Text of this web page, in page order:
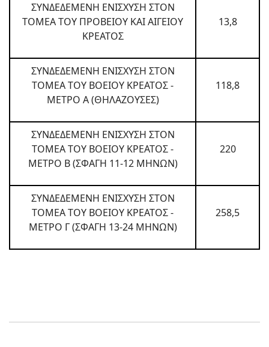
ΣΥΝΔΕΔΕΜΕΝΗ ΕΝΙΣΧΥΣΗ ΣΤΟΝ
ΤΟΜΕΑ ΤΟΥ ΠΡΟΒΕΙΟΥ ΚΑΙ ΑΙΓΕΙΟΥ
ΚΡΕΑΤΟΣ
13,8
ΣΥΝΔΕΔΕΜΕΝΗ ΕΝΙΣΧΥΣΗ ΣΤΟΝ
ΤΟΜΕΑ ΤΟΥ ΒΟΕΙΟΥ ΚΡΕΑΤΟΣ -
ΜΕΤΡΟ Α (ΘΗΛΑΖΟΥΣΕΣ)
118,8
ΣΥΝΔΕΔΕΜΕΝΗ ΕΝΙΣΧΥΣΗ ΣΤΟΝ
ΤΟΜΕΑ ΤΟΥ ΒΟΕΙΟΥ ΚΡΕΑΤΟΣ -
ΜΕΤΡΟ Β (ΣΦΑΓΗ 11-12 ΜΗΝΩΝ)
220
ΣΥΝΔΕΔΕΜΕΝΗ ΕΝΙΣΧΥΣΗ ΣΤΟΝ
ΤΟΜΕΑ ΤΟΥ ΒΟΕΙΟΥ ΚΡΕΑΤΟΣ -
ΜΕΤΡΟ Γ (ΣΦΑΓΗ 13-24 ΜΗΝΩΝ)
258,5